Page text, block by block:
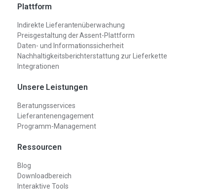
Plattform
Indirekte Lieferantenüberwachung
Preisgestaltung der Assent-Plattform
Daten- und Informationssicherheit
Nachhaltigkeitsberichterstattung zur Lieferkette
Integrationen
Unsere Leistungen
Beratungsservices
Lieferantenengagement
Programm-Management
Ressourcen
Blog
Downloadbereich
Interaktive Tools